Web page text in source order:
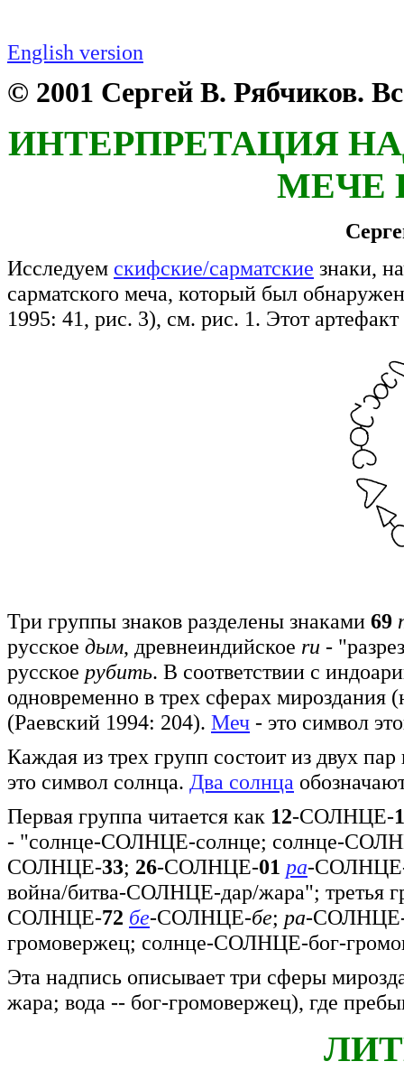
English version
© 2001 Сергей В. Рябчиков.
ИНТЕРПРЕТАЦИЯ
МЕЧЕ
Исследуем скифские/сарматские знаки,
сарматского меча, который был
1995: 41, рис. 3), см. рис. 1. Этот
Три группы знаков разделены знаками 69
русское дым, древнеиндийское ru -
русское рубить. В соответствии с
одновременно в трех сферах мироздания
(Раевский 1994: 204). Меч - это символ
Каждая из трех групп состоит из двух
это символ солнца. Два солнца
Первая группа читается как 12-СОЛНЦЕ-
- "солнце-СОЛНЦЕ-солнце; солнце-
СОЛНЦЕ-33; 26-СОЛНЦЕ-01 ра-
война/битва-СОЛНЦЕ-дар/жара"; третья
СОЛНЦЕ-72 бе-СОЛНЦЕ-бе; ра-
громовержец; солнце-СОЛНЦЕ-бог-
Эта надпись описывает три сферы
жара; вода -- бог-громовержец), где